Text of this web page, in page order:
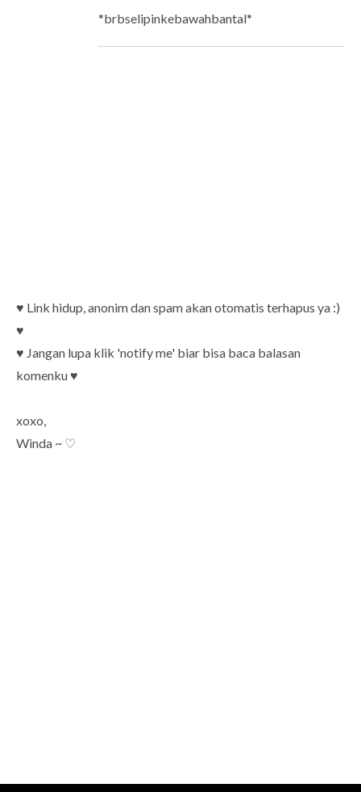
*brbselipinkebawahbantal*
♥ Link hidup, anonim dan spam akan otomatis terhapus ya :)
♥
♥ Jangan lupa klik 'notify me' biar bisa baca balasan
komenku ♥
xoxo,
Winda ~ ♡